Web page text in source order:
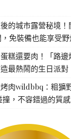
後的城市露營秘境
免裝備也能享受野
糕還要肉！「路
最熱鬧的生日派對
肉wildbbq：粗獷
，不容錯過的質